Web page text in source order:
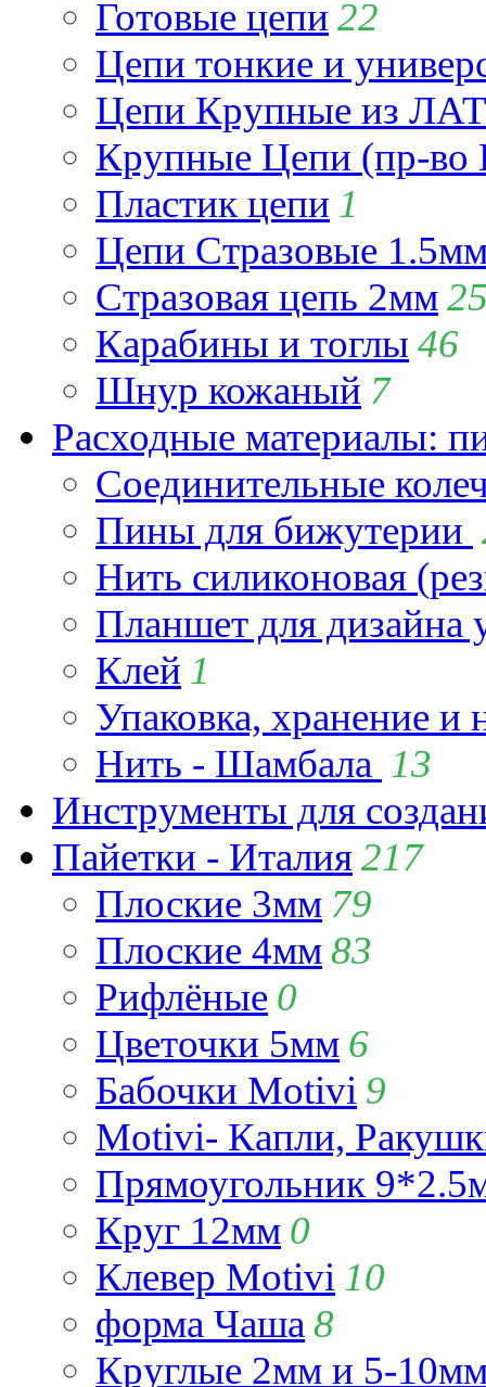
Готовые цепи 22
Цепи тонкие и
Цепи Крупные из
Крупные Цепи (пр-во
Пластик цепи 1
Цепи Стразовые
Стразовая цепь 2мм
Карабины и тоглы 46
Шнур кожаный 7
Расходные материалы:
Соединительные
Пины для бижутерии
Нить силиконовая
Планшет для
Клей 1
Упаковка, хранение и
Нить - Шамбала 13
Инструменты для
Пайетки - Италия217
Плоские 3мм 79
Плоские 4мм83
Рифлёные 0
Цветочки 5мм 6
Бабочки Motivi 9
Motivi- Капли,
Прямоугольник
Круг 12мм 0
Клевер Motivi 10
форма Чаша 8
Круглые 2мм и 5-